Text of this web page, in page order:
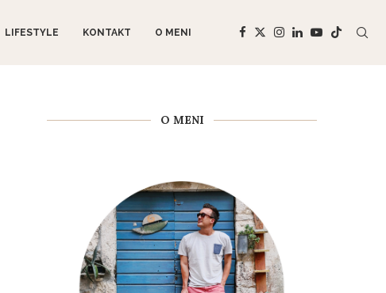
LIFESTYLE KONTAKT O MENI
O MENI